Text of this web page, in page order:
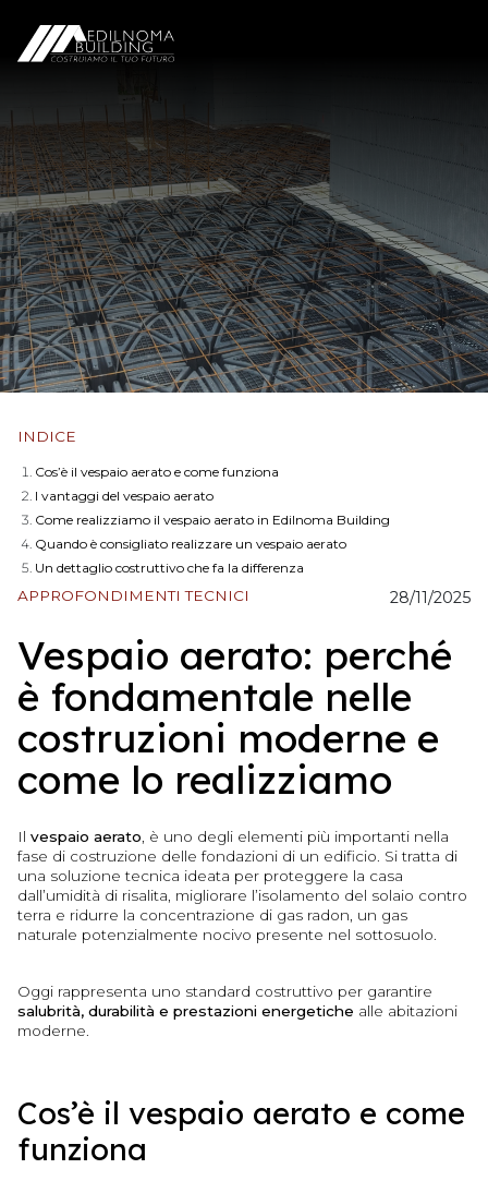
INDICE
Cos’è il vespaio aerato e come funziona
I vantaggi del vespaio aerato
Come realizziamo il vespaio aerato in Edilnoma Building
Quando è consigliato realizzare un vespaio aerato
Un dettaglio costruttivo che fa la differenza
APPROFONDIMENTI TECNICI 28/11/2025
Vespaio aerato: perché
è fondamentale nelle
costruzioni moderne e
come lo realizziamo
Il vespaio aerato , è uno degli elementi più importanti nella
fase di costruzione delle fondazioni di un edificio. Si tratta di
una soluzione tecnica ideata per proteggere la casa
dall’umidità di risalita, migliorare l’isolamento del solaio contro
terra e ridurre la concentrazione di gas radon, un gas
naturale potenzialmente nocivo presente nel sottosuolo.
Oggi rappresenta uno standard costruttivo per garantire
salubrità, durabilità e prestazioni energetiche alle abitazioni
moderne.
Cos’è il vespaio aerato e come
funziona